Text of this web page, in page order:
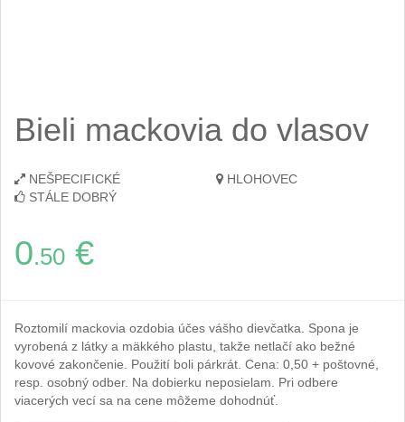
Bieli mackovia do vlasov
NEŠPECIFICKÉ
HLOHOVEC
STÁLE DOBRÝ
0.50 €
Roztomilí mackovia ozdobia účes vášho dievčatka. Spona je
vyrobená z látky a mäkkého plastu, takže netlačí ako bežné
kovové zakončenie. Použití boli párkrát. Cena: 0,50 + poštovné,
resp. osobný odber. Na dobierku neposielam. Pri odbere
viacerých vecí sa na cene môžeme dohodnúť.